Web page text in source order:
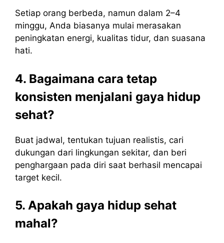
Setiap orang berbeda, namun dalam 2–4
minggu, Anda biasanya mulai merasakan
peningkatan energi, kualitas tidur, dan suasana
hati.
4. Bagaimana cara tetap
konsisten menjalani gaya hidup
sehat?
Buat jadwal, tentukan tujuan realistis, cari
dukungan dari lingkungan sekitar, dan beri
penghargaan pada diri saat berhasil mencapai
target kecil.
5. Apakah gaya hidup sehat
mahal?